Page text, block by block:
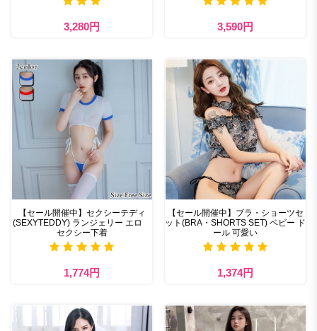
3,280円 3,590円
【セール開催中】セクシーテディ
(SEXYTEDDY) ランジェリー エロ
セクシー下着
1,774円
【セール開催中】ブラ・ショーツセ
ット(BRA・SHORTS SET) ベビー ド
ール 可愛い
1,374円